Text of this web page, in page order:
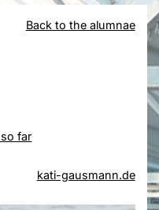
Back to the alumnae
far
kati-gausmann.de